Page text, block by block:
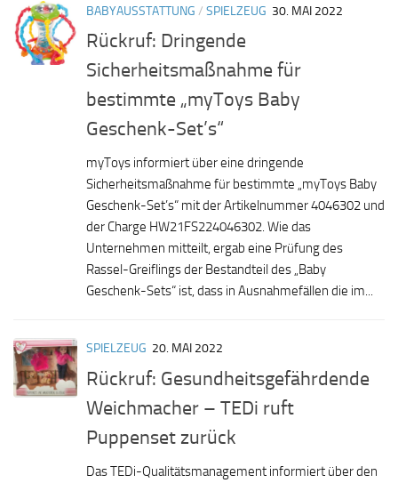
BABYAUSSTATTUNG / SPIELZEUG 30. MAI 2022
Rückruf: Dringende
Sicherheitsmaßnahme für
bestimmte „myToys Baby
Geschenk-Set’s“
myToys informiert über eine dringende
Sicherheitsmaßnahme für bestimmte „myToys Baby
Geschenk-Set’s“ mit der Artikelnummer 4046302 und
der Charge HW21FS224046302. Wie das
Unternehmen mitteilt, ergab eine Prüfung des
Rassel-Greiflings der Bestandteil des „Baby
Geschenk-Sets“ ist, dass in Ausnahmefällen die im...
SPIELZEUG 20. MAI 2022
Rückruf: Gesundheitsgefährdende
Weichmacher – TEDi ruft
Puppenset zurück
Das TEDi-Qualitätsmanagement informiert über den